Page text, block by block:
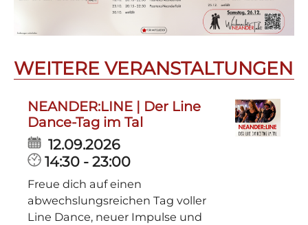
WEITERE VERANSTALTUNGEN
NEANDER:LINE | Der Line
Dance-Tag im Tal
12.09.2026
14:30 - 23:00
Freue dich auf einen
abwechslungsreichen Tag voller
Line Dance, neuer Impulse und